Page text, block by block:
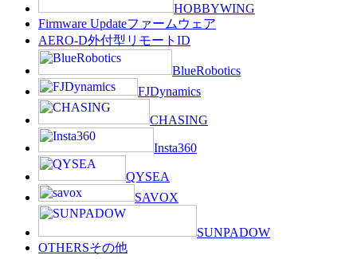
HOBBYWING
Firmware Updateファームウェア
AERO-D外付型リモートID
BlueRobotics
FJDynamics
CHASING
Insta360
QYSEA
SAVOX
SUNPADOW
OTHERSその他